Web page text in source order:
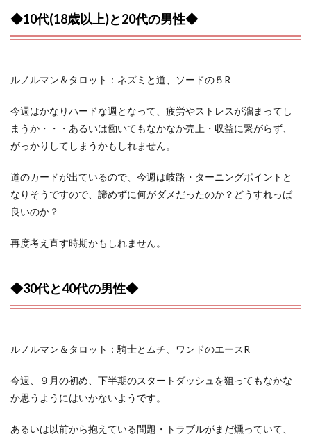
◆10代(18歳以上)と20代の男性◆
ルノルマン＆タロット：ネズミと道、ソードの５R
今週はかなりハードな週となって、疲労やストレスが溜まってし
まうか・・・あるいは働いてもなかなか売上・収益に繋がらず、
がっかりしてしまうかもしれません。
道のカードが出ているので、今週は岐路・ターニングポイントと
なりそうですので、諦めずに何がダメだったのか？どうすれっば
良いのか？
再度考え直す時期かもしれません。
◆30代と40代の男性◆
ルノルマン＆タロット：騎士とムチ、ワンドのエースR
今週、９月の初め、下半期のスタートダッシュを狙ってもなかな
か思うようにはいかないようです。
あるいは以前から抱えている問題・トラブルがまだ燻っていて、